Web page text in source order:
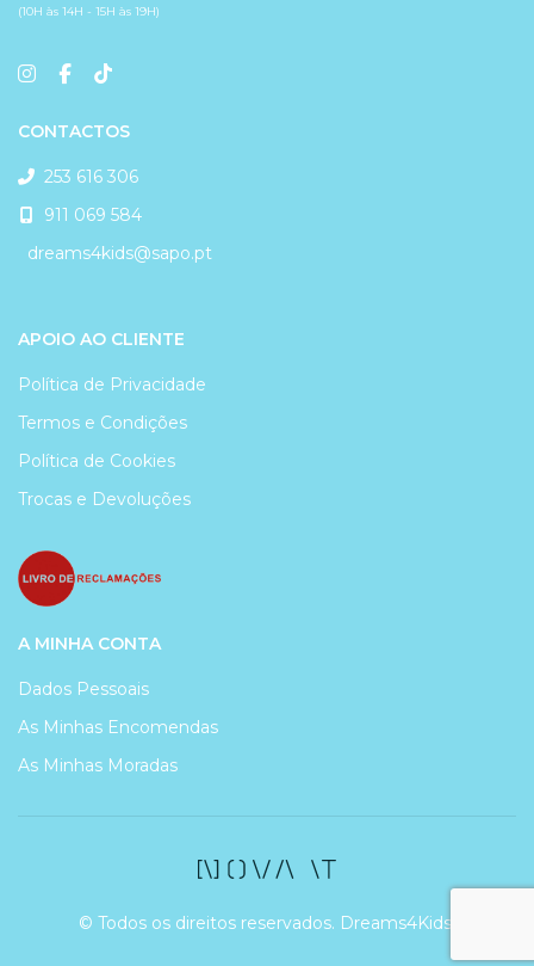
(10H às 14H - 15H às 19H)
CONTACTOS
253 616 306
911 069 584
dreams4kids@sapo.pt
APOIO AO CLIENTE
Política de Privacidade
Termos e Condições
Política de Cookies
Trocas e Devoluções
A MINHA CONTA
Dados Pessoais
As Minhas Encomendas
As Minhas Moradas
© Todos os direitos reservados. Dreams4Kids.